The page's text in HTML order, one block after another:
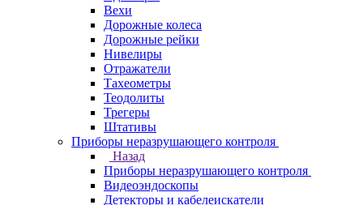
Вехи
Дорожные колеса
Дорожные рейки
Нивелиры
Отражатели
Тахеометры
Теодолиты
Трегеры
Штативы
Приборы неразрушающего контроля
Назад
Приборы неразрушающего контроля
Видеоэндоскопы
Детекторы и кабелеискатели